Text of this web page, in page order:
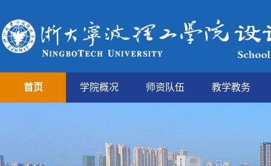
首页 学院概况 师资队伍 教学教务